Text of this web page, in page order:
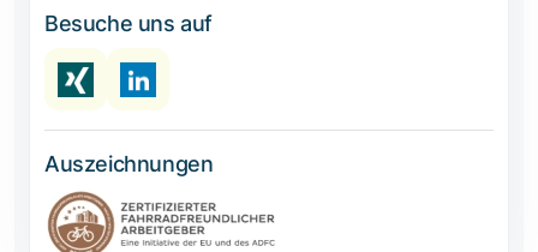
Besuche uns auf
Auszeichnungen